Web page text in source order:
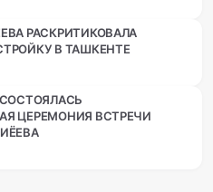
РАСКРИТИКОВАЛА
В ТАШКЕНТЕ
ЦЕРЕМОНИЯ ВСТРЕЧИ